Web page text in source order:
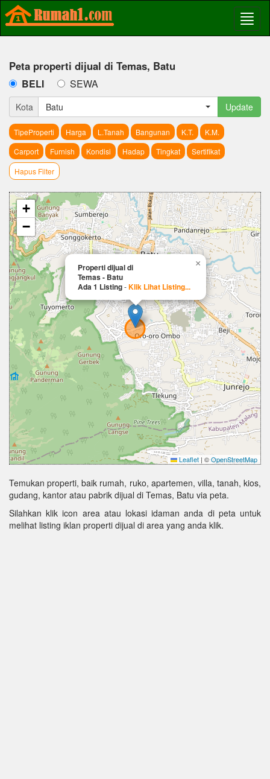
Peta properti dijual di Temas, Batu
BELI SEWA
Kota Batu Update
TipeProperti Harga L.Tanah Bangunan K.T.
K.M.
Carport
Furnish Kondisi Hadap Tingkat
Sertifikat
Hapus Filter
Properti dijual di
Temas - Batu
Ada 1 Listing-Klik Lihat Listing...
×
+
−
Leaflet | ©OpenStreetMap
Temukan properti, baik rumah, ruko, apartemen, villa, tanah, kios,
gudang, kantor atau pabrik dijual di Temas, Batu via peta.
Silahkan klik icon area atau lokasi idaman anda di peta untuk
melihat listing iklan properti dijual di area yang anda klik.